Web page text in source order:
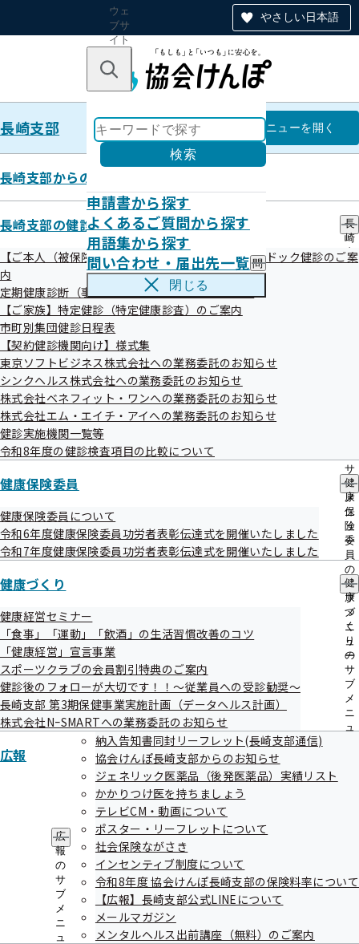
やさしい日本語
ウェ
ブサ
イト
のナ
ン
キーワードで探す
検索
申請書から探す
よくあるご質問から探す
用語集から探す
問い合わせ・届出先一覧 問
い
出
一
覧
の
閉じる
長崎支部 長崎支部
メニューを開く
長崎支部からのお知らせ
長崎支部の健診・保健指導のご案内
長
崎
支
部
サ
ブ
メ
ニ
ュ
ー
【ご本人（被保険者）】生活習慣病予防健診・人間ドック健診のご案
内
定期健康診断（事業者健診）結果の提供のお願い
【ご家族】特定健診（特定健康診査）のご案内
市町別集団健診日程表
【契約健診機関向け】様式集
東京ソフトビジネス株式会社への業務委託のお知らせ
シンクヘルス株式会社への業務委託のお知らせ
株式会社ベネフィット・ワンへの業務委託のお知らせ
株式会社エム・エイチ・アイへの業務委託のお知らせ
健診実施機関一覧等
令和8年度の健診検査項目の比較について
健康保険委員
健
康
保
険
委
員
の
サ
ブ
メ
ニ
ュ
ー
健康保険委員について
令和6年度健康保険委員功労者表彰伝達式を開催いたしました
令和7年度健康保険委員功労者表彰伝達式を開催いたしました
健康づくり
健
康
づ
く
り
の
サ
ブ
メ
ニ
ュ
健康経営セミナー
「食事」「運動」「飲酒」の生活習慣改善のコツ
「健康経営」宣言事業
スポーツクラブの会員割引特典のご案内
健診後のフォローが大切です！！～従業員への受診勧奨～
長崎支部 第3期保健事業実施計画（データヘルス計画）
株式会社NｰSMARTへの業務委託のお知らせ
広報
広
報
の
サ
ブ
メ
ニ
ュ
納入告知書同封リーフレット(長崎支部通信)
協会けんぽ長崎支部からのお知らせ
ジェネリック医薬品（後発医薬品）実績リスト
かかりつけ医を持ちましょう
テレビCM・動画について
ポスター・リーフレットについて
社会保険ながさき
インセンティブ制度について
令和8年度 協会けんぽ長崎支部の保険料率について
【広報】長崎支部公式LINEについて
メールマガジン
メンタルヘルス出前講座（無料）のご案内
協会けんぽ長崎支部メールマガジ
ン 第149号
令和07年10月15日
◆◆◆◆◆――――――――――――――――――――――――――――――
◆◆◆◆　　協会けんぽ長崎支部
◆◆◆　　　　　　　 メールマガジン　第149号
◆◆　　　　　　　　　　　　　　　　　　　　　　　　 令和7年9
月25日発行
◆＿＿＿＿＿＿＿＿＿＿＿＿＿＿
K_Y_O_U_K_A_I_K_E_N_P_O__N_A_G_A_S_A_K_I＿＿＿
まだ暑い日が続きますが、少しずつ秋の気配がしてきましたね。
季節の変わり目は体調を崩しやすい時期です。体調管理をしっかりし
て過ごしましょう。
それでは協会けんぽ長崎支部　メールマガジン第149号をお届けしま
――○●○　もくじ　○●○――――――――――――――――
１．12月4日（木）に毎年好評の健康経営セミナーを開催いたしま